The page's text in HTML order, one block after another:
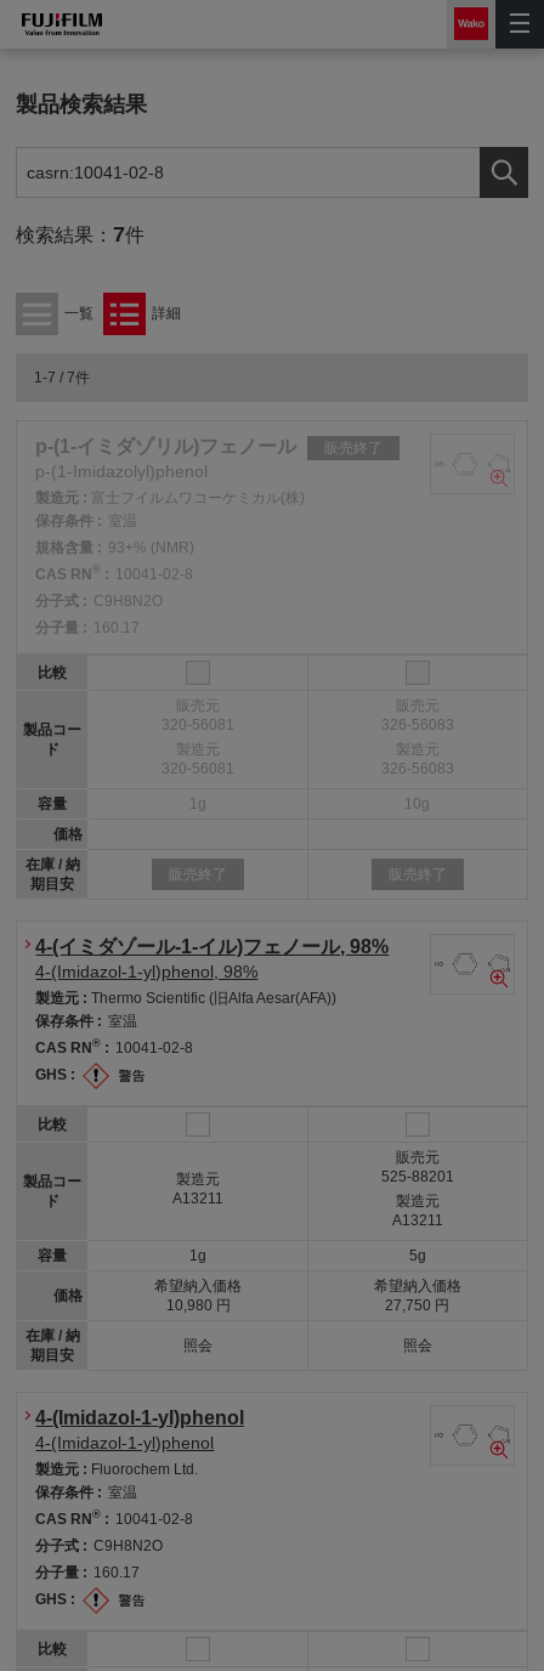
製品検索結果
検索結果： 7件
一覧 詳細
1-7 / 7件
p-(1-イミダゾリル)フェノール 販売終了
p-(1-Imidazolyl)phenol
製造元 : 富士フイルムワコーケミカル(株)
保存条件 : 室温
規格含量 : 93+% (NMR)
CAS RN ® : 10041-02-8
分子式 : C9H8N2O
分子量 : 160.17
比較
製品コー
ド
容量
価格
在庫 / 納
期目安
販売元
320-56081
製造元
320-56081
1g
販売終了
販売元
326-56083
製造元
326-56083
10g
販売終了
4-(イミダゾール-1-イル)フェノール, 98%
4-(Imidazol-1-yl)phenol, 98%
製造元 :Thermo Scientific (旧Alfa Aesar(AFA))
保存条件 : 室温
CAS RN® : 10041-02-8
GHS :
比較
製品コー
ド
容量
価格
在庫 / 納
期目安
製造元
A13211
1g
希望納入価格
10,980 円
照会
販売元
525-88201
製造元
A13211
5g
希望納入価格
27,750 円
照会
4-(Imidazol-1-yl)phenol
4-(Imidazol-1-yl)phenol
製造元 : Fluorochem Ltd.
保存条件 : 室温
CAS RN® : 10041-02-8
分子式 : C9H8N2O
分子量 : 160.17
GHS :
比較